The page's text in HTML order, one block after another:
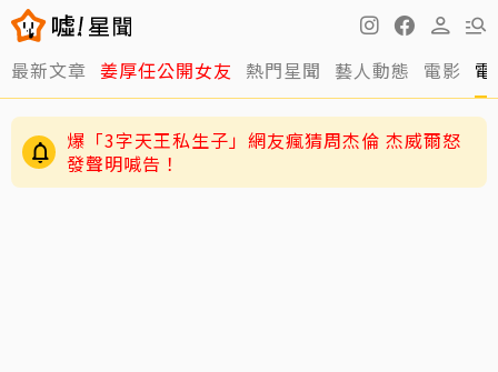
最新文章 姜厚任公開女友 熱門星聞 藝人動態 電影
爆「3字天王私生子」網友瘋猜周杰倫 杰威爾怒
發聲明喊告！